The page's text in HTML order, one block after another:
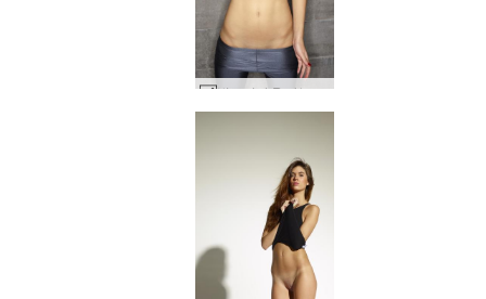
빅토리아 R 빠는 에 스판덱스 #34